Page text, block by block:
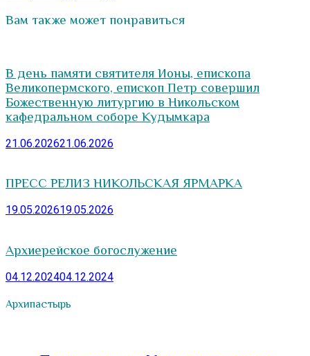
Вам также может понравиться
В день памяти святителя Ионы, епископа
Великопермского, епископ Петр совершил
Божественную литургию в Никольском
кафедральном соборе Кудымкара
21.06.202621.06.2026
ПРЕСС РЕЛИЗ НИКОЛЬСКАЯ ЯРМАРКА
19.05.202619.05.2026
Архиерейское богослужение
04.12.202404.12.2024
Архипастырь